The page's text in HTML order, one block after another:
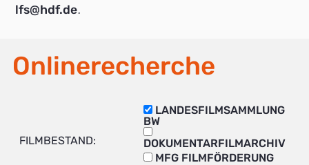
lfs@hdf.de.
Onlinerecherche
FILMBESTAND:
LANDESFILMSAMMLUNG
BW
DOKUMENTARFILMARCHIV
MFG FILMFÖRDERUNG